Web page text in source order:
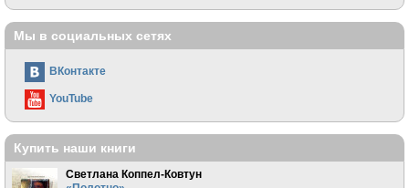
Мы в социальных сетях
ВКонтакте
YouTube
Купить наши книги
Светлана Коппел-Ковтун